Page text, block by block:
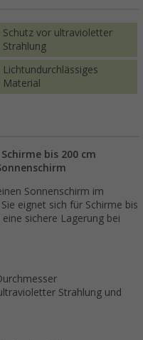
Schutz vor ultravioletter
Strahlung
Lichtundurchlässiges
Material
bis 200 cm
Sonnenschirm im
eignet sich für Schirme bis
sichere Lagerung bei
Strahlung und